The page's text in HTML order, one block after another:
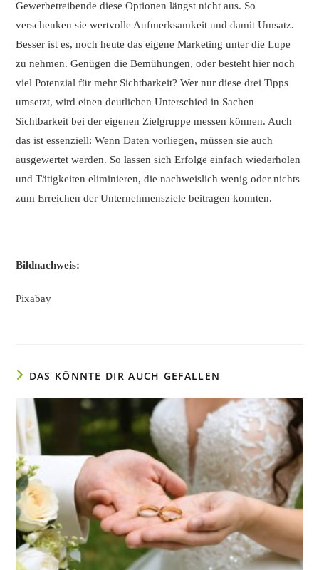
Gewerbetreibende diese Optionen längst nicht aus. So
verschenken sie wertvolle Aufmerksamkeit und damit Umsatz.
Besser ist es, noch heute das eigene Marketing unter die Lupe
zu nehmen. Genügen die Bemühungen, oder besteht hier noch
viel Potenzial für mehr Sichtbarkeit? Wer nur diese drei Tipps
umsetzt, wird einen deutlichen Unterschied in Sachen
Sichtbarkeit bei der eigenen Zielgruppe messen können. Auch
das ist essenziell: Wenn Daten vorliegen, müssen sie auch
ausgewertet werden. So lassen sich Erfolge einfach wiederholen
und Tätigkeiten eliminieren, die nachweislich wenig oder nichts
zum Erreichen der Unternehmensziele beitragen konnten.
Bildnachweis:
Pixabay
DAS KÖNNTE DIR AUCH GEFALLEN